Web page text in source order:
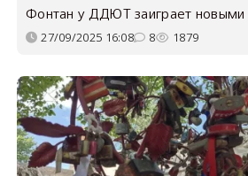
Фонтан у ДДЮТ заиграет новыми
27/09/2025 16:08 8 1879